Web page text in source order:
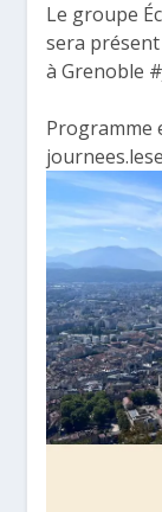
Le groupe
sera présent
à Grenoble
Programme